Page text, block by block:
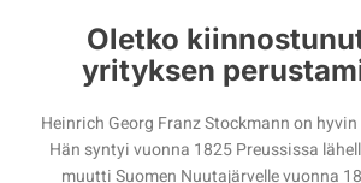
Oletko
yrityksen
Heinrich Georg Franz Stockmann on
Hän syntyi vuonna 1825 Preussissa
muutti Suomen Nuutajärvelle vuonna